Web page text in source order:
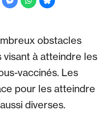
obstacles
à atteindre les
vaccinés. Les
pour les atteindre
diverses.